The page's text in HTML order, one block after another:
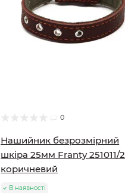
0
Нашийник безрозмірний
шкіра 25мм Franty 251011/2
коричневий
В наявності